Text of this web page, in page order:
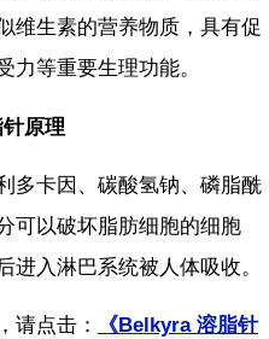
维生素的营养物质，具有促
力等重要生理功能。
原理
多卡因、碳酸氢钠、磷脂酰
可以破坏脂肪细胞的细胞
进入淋巴系统被人体吸收。
请点击：
《Belkyra 溶脂针